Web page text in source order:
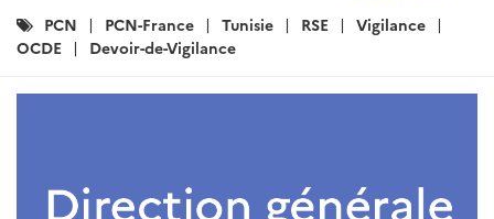
Catégories
:
PCN PCN-France Tunisie RSE
Vigilance
OCDE
Devoir-de-Vigilance